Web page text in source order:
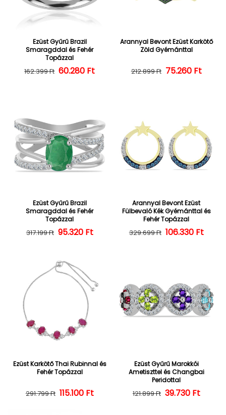
Ezüst Gyűrű Brazil
Smaragddal és Fehér
Topázzal
Normál ár
162.399 Ft Kedvezményes ár
60.280 Ft
Arannyal Bevont Ezüst Karkötő
Zöld Gyémánttal
Normál ár
212.899 Ft 75.260 Ft
Ezüst Gyűrű Brazil
Smaragddal és Fehér
Topázzal
Normál ár
317.199 Ft Kedvezményes ár
95.320 Ft
Arannyal Bevont Ezüst
Fülbevaló Kék Gyémánttal és
Fehér Topázzal
Normál ár
329.699 Ft 106.330 Ft
Ezüst Karkötő Thai Rubinnal és
Fehér Topázzal
Normál ár
291.799 Ft Kedvezményes ár
115.100 Ft
Ezüst Gyűrű Marokkói
Ametiszttel és Changbai
Peridottal
Normál ár
121.899 Ft 39.730 Ft